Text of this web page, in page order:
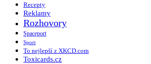
Recepty
Reklamy
Rozhovory
Spaceport
Sport
To nejlepší z XKCD.com
Toxicards.cz